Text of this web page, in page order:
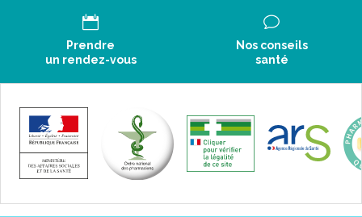
Prendre
un rendez-vous
Nos conseils
santé